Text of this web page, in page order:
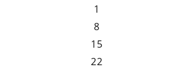
1
8
15
22